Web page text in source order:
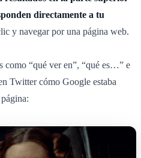
directamente a tu
y navegar por una página web.
como “qué ver en”, “qué es…” e
Twitter cómo Google estaba